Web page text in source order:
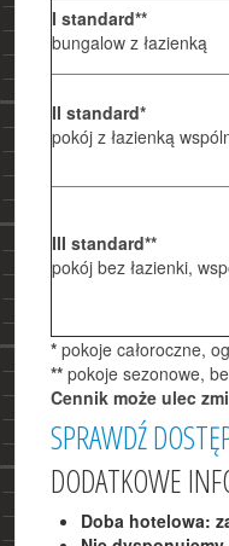
I standard**
bungalow z łazienką
II standard*
pokój z łazienką
III standard**
pokój bez łazienki,
* pokoje całoroczne,
** pokoje sezonowe,
Cennik może ulec
SPRAWDŹ
DODATKOWE
Doba hotelowa: